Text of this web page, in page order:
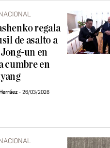
regala
de asalto a
un en
cumbre en
26/03/2026